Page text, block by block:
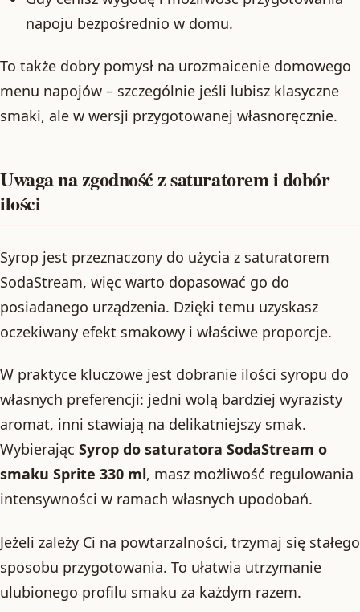
napoju bezpośrednio w domu.
To także dobry pomysł na urozmaicenie domowego
menu napojów – szczególnie jeśli lubisz klasyczne
smaki, ale w wersji przygotowanej własnoręcznie.
Uwaga na zgodność z saturatorem i dobór
ilości
Syrop jest przeznaczony do użycia z saturatorem
SodaStream, więc warto dopasować go do
posiadanego urządzenia. Dzięki temu uzyskasz
oczekiwany efekt smakowy i właściwe proporcje.
W praktyce kluczowe jest dobranie ilości syropu do
własnych preferencji: jedni wolą bardziej wyrazisty
aromat, inni stawiają na delikatniejszy smak.
Wybierając Syrop do saturatora SodaStream o
smaku Sprite 330 ml, masz możliwość regulowania
intensywności w ramach własnych upodobań.
Jeżeli zależy Ci na powtarzalności, trzymaj się stałego
sposobu przygotowania. To ułatwia utrzymanie
ulubionego profilu smaku za każdym razem.